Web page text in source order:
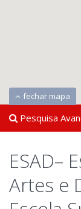
fechar mapa
Pesquisa
ESAD–
Artes e